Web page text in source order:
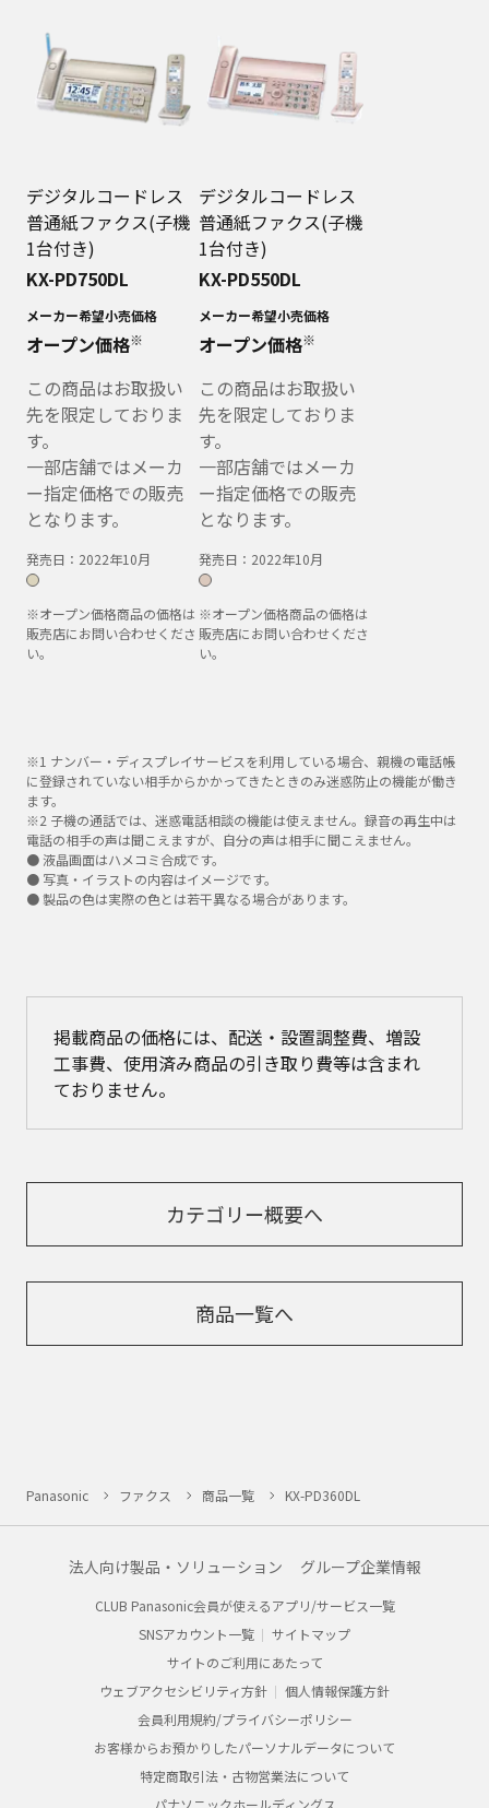
デジタルコードレス
普通紙ファクス(子機
1台付き)
KX-PD750DL
メーカー希望小売価格
オープン価格※
この商品はお取扱い
先を限定しておりま
す。
一部店舗ではメーカ
ー指定価格での販売
となります。
発売日： 2022年10月
※オープン価格商品の価格は
販売店にお問い合わせくださ
い。
デジタルコードレス
普通紙ファクス(子機
1台付き)
KX-PD550DL
メーカー希望小売価格
オープン価格※
この商品はお取扱い
先を限定しておりま
す。
一部店舗ではメーカ
ー指定価格での販売
となります。
発売日： 2022年10月
※オープン価格商品の価格は
販売店にお問い合わせくださ
い。
※1 ナンバー・ディスプレイサービスを利用している場合、親機の電話帳
に登録されていない相手からかかってきたときのみ迷惑防止の機能が働き
ます。
※2 子機の通話では、迷惑電話相談の機能は使えません。録音の再生中は
電話の相手の声は聞こえますが、自分の声は相手に聞こえません。
● 液晶画面はハメコミ合成です。
● 写真・イラストの内容はイメージです。
● 製品の色は実際の色とは若干異なる場合があります。
掲載商品の価格には、配送・設置調整費、増設
工事費、使用済み商品の引き取り費等は含まれ
ておりません。
カテゴリー概要へ
商品一覧へ
Panasonic ファクス 商品一覧 KX-PD360DL
法人向け製品・ソリューション グループ企業情報
CLUB Panasonic会員が使えるアプリ/サービス一覧
SNSアカウント一覧
サイトマップ
サイトのご利用にあたって
ウェブアクセシビリティ方針
個人情報保護方針
会員利用規約/プライバシーポリシー
お客様からお預かりしたパーソナルデータについて
特定商取引法・古物営業法について
パナソニックホールディングス